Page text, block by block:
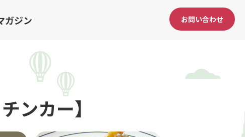
ガジン お問い合わせ
カー】